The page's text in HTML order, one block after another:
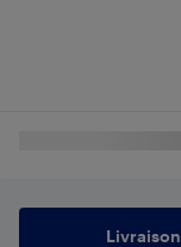
Livraison